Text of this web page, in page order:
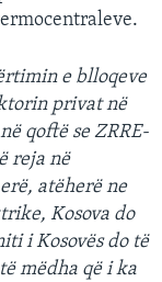
e blloqeve
privat në
qoftë se ZRRE-
reja në
atëherë ne
Kosova do
i Kosovës do të
mëdha që i ka